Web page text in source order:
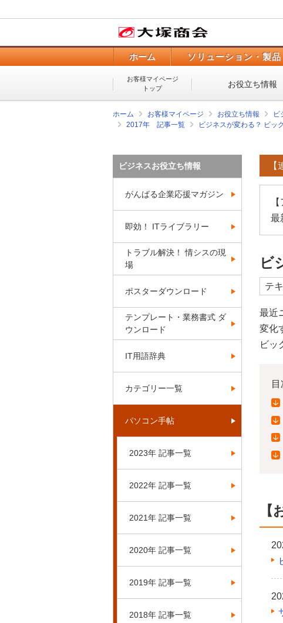
ホーム ソリューション・製品
お客様マイページ
トップ
お役立ち情報
ホーム お客様マイページ お役立ち情報 ビ
2017年 記事一覧
ビジネスが変わる？ ビッ
最
ビ
テ
最近
変化
ビッ
目
ビジネスお役立ち情報
がんばる企業応援マガジン
即効！ ITライブラリー
トラブル解決！ 情シスの現
場
ポスターダウンロード
テンプレート・業務書式 ダ
ウンロード
IT用語辞典
カテゴリー一覧
パソコン手帖
2023年 記事一覧
2022年 記事一覧
2021年 記事一覧
2020年 記事一覧
2019年 記事一覧
2018年 記事一覧